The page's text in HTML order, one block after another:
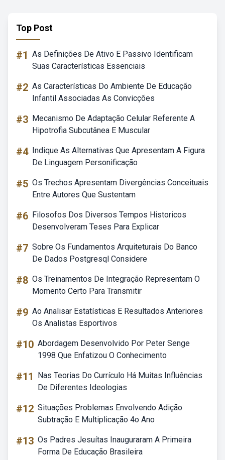
Top Post
#1 As Definições De Ativo E Passivo Identificam
Suas Características Essenciais
#2 As Características Do Ambiente De Educação
Infantil Associadas As Convicções
#3 Mecanismo De Adaptação Celular Referente A
Hipotrofia Subcutânea E Muscular
#4 Indique As Alternativas Que Apresentam A Figura
De Linguagem Personificação
#5 Os Trechos Apresentam Divergências Conceituais
Entre Autores Que Sustentam
#6 Filosofos Dos Diversos Tempos Historicos
Desenvolveram Teses Para Explicar
#7 Sobre Os Fundamentos Arquiteturais Do Banco
De Dados Postgresql Considere
#8 Os Treinamentos De Integração Representam O
Momento Certo Para Transmitir
#9 Ao Analisar Estatísticas E Resultados Anteriores
Os Analistas Esportivos
#10 Abordagem Desenvolvido Por Peter Senge
1998 Que Enfatizou O Conhecimento
#11
Nas Teorias Do Currículo Há Muitas Influências
De Diferentes Ideologias
#12 Situações Problemas Envolvendo Adição
Subtração E Multiplicação 4o Ano
#13 Os Padres Jesuítas Inauguraram A Primeira
Forma De Educação Brasileira